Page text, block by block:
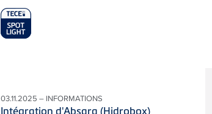
03.11.2025 – INFORMATIONS
Intégration d'Absara (Hidrobox)